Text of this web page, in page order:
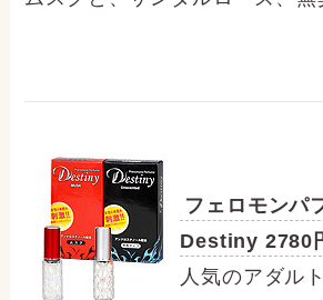
フェロモンパ
Destiny 2780
人気のアダル